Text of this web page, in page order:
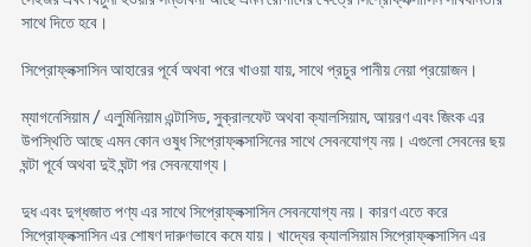
সাথে দিতে হবে।
সিপ্রোফ্লক্সাসিন আহারের পূর্বে অথবা পরে খাওয়া যায়, সাথে প্রচুর পানীয় নেয়া প্রয়োজন।
ম্যাগনেসিয়াম / এলুমিনিয়াম এন্টাসিড, সুক্রালফেট অথবা ক্যালসিয়াম, আয়রণ এবং জিংক এর
উপস্থিতি আছে এমন কোন ওষুধ সিপ্রোফ্লক্সাসিনের সাথে সেবনযোগ্য নয়। এগুলো সেবনের ছয়
ঘন্টা পূর্বে অথবা দুই ঘন্টা পর সেবনযোগ্য।
দুধ এবং দুগ্ধজাত পণ্য এর সাথে সিপ্রোফ্লক্সাসিন সেবনযোগ্য নয়। কারণ এতে করে
সিপ্রোফ্লক্সাসিন এর শোষণ দারুণভাবে কমে যায়। খাদ্যের ক্যালসিয়াম সিপ্রোফ্লক্সাসিন এর